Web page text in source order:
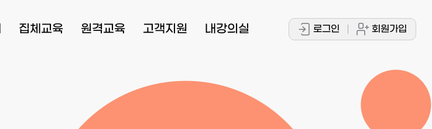
집체교육 원격교육 고객지원 내강의실 로그인 회원가입